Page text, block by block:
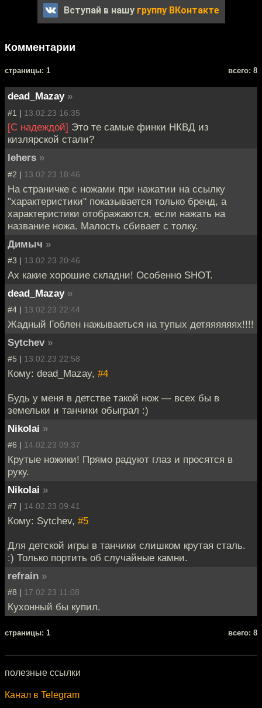
Вступай в нашу группу ВКонтакте
Комментарии
cтраницы: 1 всего: 8
dead_Mazay »
#1 | 13.02.23 16:35
[С надеждой] Это те самые финки НКВД из
кизлярской стали?
lehers »
#2 | 13.02.23 18:46
На страничке с ножами при нажатии на ссылку
"характеристики" показывается только бренд, а
характеристики отображаются, если нажать на
название ножа. Малость сбивает с толку.
Димыч »
#3 | 13.02.23 20:46
Ах какие хорошие складни! Особенно SHOT.
dead_Mazay »
#4 | 13.02.23 22:44
Жадный Гоблен нажываеться на тупых детяяяяяях!!!!
Sytchev »
#5 | 13.02.23 22:58
Кому: dead_Mazay, #4
Будь у меня в детстве такой нож — всех бы в
земельки и танчики обыграл :)
Nikolai »
#6 | 14.02.23 09:37
Крутые ножики! Прямо радуют глаз и просятся в
руку.
Nikolai »
#7 | 14.02.23 09:41
Кому: Sytchev, #5
Для детской игры в танчики слишком крутая сталь.
:) Только портить об случайные камни.
refrain »
#8 | 17.02.23 11:08
Кухонный бы купил.
cтраницы: 1 всего: 8
полезные ссылки
Канал в Telegram